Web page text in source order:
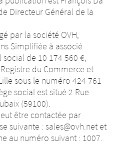
Directeur Général de la
par la société OVH,
Simplifiée à associé
de 10 174 560 €,
du Commerce et
sous le numéro 424 761
social est situé 2 Rue
(59100).
être contactée par
suivante : sales@ovh.net et
au numéro suivant : 1007.
contenu du site tiers
Ce site est
France.
tout lien hypertexte
être assimilé à
De ce fait, la
Pharma France ne
titre des
pouvant
site tiers ou de votre
diffusées sur ce site
Merz Pharma
tout lien
internet ne
à Merz Pharma
la responsabilité de
ne saurait être
conséquences
découler de
ou de votre
diffusées sur